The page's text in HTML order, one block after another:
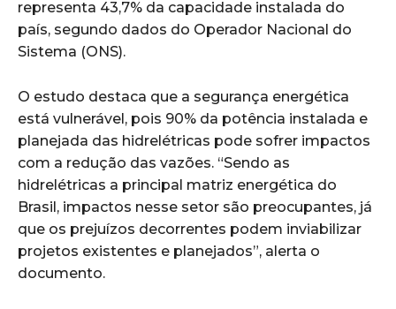
representa 43,7% da capacidade instalada do
país, segundo dados do Operador Nacional do
Sistema (ONS).
O estudo destaca que a segurança energética
está vulnerável, pois 90% da potência instalada e
planejada das hidrelétricas pode sofrer impactos
com a redução das vazões. “Sendo as
hidrelétricas a principal matriz energética do
Brasil, impactos nesse setor são preocupantes, já
que os prejuízos decorrentes podem inviabilizar
projetos existentes e planejados”, alerta o
documento.